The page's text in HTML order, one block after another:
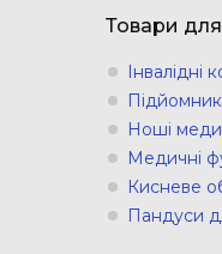
Товари для
Інвалідні
Ноші
Медичні
Кисневе
Пандуси